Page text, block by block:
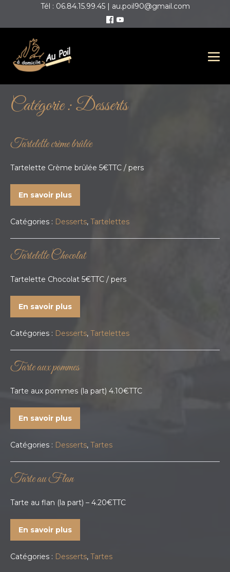
Tél : 06.84.15.99.45 | au.poil90@gmail.com
Catégorie :Desserts
Tartelette crème brûlée
Tartelette Crème brûlée 5€TTC / pers
En savoir plus
Catégories : Desserts, Tartelettes
Tartelette Chocolat
Tartelette Chocolat 5€TTC / pers
En savoir plus
Catégories : Desserts, Tartelettes
Tarte aux pommes
Tarte aux pommes (la part) 4.10€TTC
En savoir plus
Catégories : Desserts, Tartes
Tarte au Flan
Tarte au flan (la part) – 4.20€TTC
En savoir plus
Catégories : Desserts, Tartes